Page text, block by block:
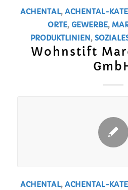
ACHENTAL,ACHENTAL-
ORTE, GEWERBE,
PRODUKTLINIEN,
Wohnstift
ACHENTAL,ACHENTAL-